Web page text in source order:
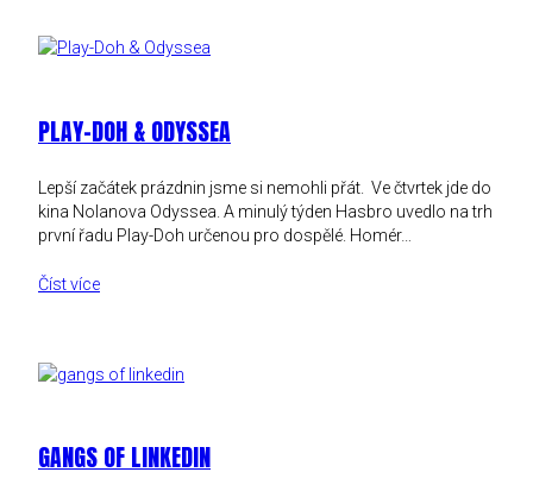
PLAY-DOH & ODYSSEA
Lepší začátek prázdnin jsme si nemohli přát. Ve čtvrtek jde do
kina Nolanova Odyssea. A minulý týden Hasbro uvedlo na trh
první řadu Play-Doh určenou pro dospělé. Homér…
Číst více
GANGS OF LINKEDIN